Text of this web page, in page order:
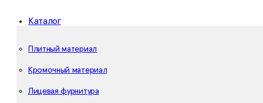
Каталог
Плитный материал
Кромочный материал
Лицевая фурнитура